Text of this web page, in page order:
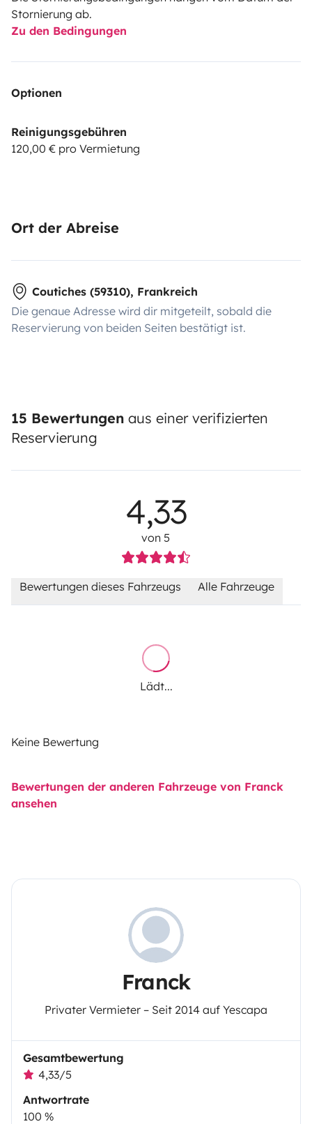
Stornierung ab.
Zu den Bedingungen
Optionen
Reinigungsgebühren
120,00 € pro Vermietung
Ort der Abreise
Coutiches (59310), Frankreich
Die genaue Adresse wird dir mitgeteilt, sobald die
Reservierung von beiden Seiten bestätigt ist.
15 Bewertungen aus einer verifizierten
Reservierung
4,33
von 5
Bewertungen dieses Fahrzeugs Alle Fahrzeuge
Lädt...
Keine Bewertung
Bewertungen der anderen Fahrzeuge von Franck
ansehen
Franck
Privater Vermieter – Seit 2014 auf Yescapa
Gesamtbewertung
4,33/5
Antwortrate
100 %